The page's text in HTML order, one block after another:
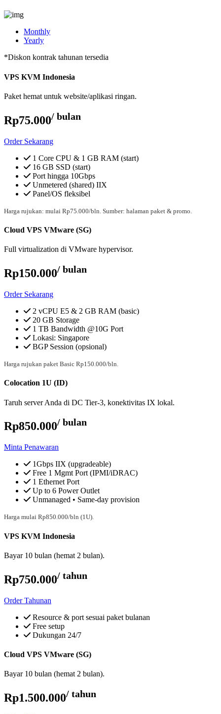
Monthly
Yearly
*Diskon kontrak tahunan tersedia
VPS KVM Indonesia
Paket hemat untuk website/aplikasi ringan.
Rp75.000/ bulan
Order Sekarang
1 Core CPU & 1 GB RAM (start)
16 GB SSD (start)
Port hingga 10Gbps
Unmetered (shared) IIX
Panel/OS fleksibel
Harga rujukan: mulai Rp75.000/bln. Sumber: halaman paket & promo.
Cloud VPS VMware (SG)
Full virtualization di VMware hypervisor.
Rp150.000/ bulan
Order Sekarang
2 vCPU E5 & 2 GB RAM (basic)
20 GB Storage
1 TB Bandwidth @10G Port
Lokasi: Singapore
BGP Session (opsional)
Harga rujukan paket Basic Rp150.000/bln.
Colocation 1U (ID)
Taruh server Anda di DC Tier-3, konektivitas IX lokal.
Rp850.000/ bulan
Minta Penawaran
1Gbps IIX (upgradeable)
Free 1 Mgmt Port (IPMI/iDRAC)
1 Ethernet Port
Up to 6 Power Outlet
Unmanaged • Same-day provision
Harga mulai Rp850.000/bln (1U).
VPS KVM Indonesia
Bayar 10 bulan (hemat 2 bulan).
Rp750.000/ tahun
Order Tahunan
Resource & port sesuai paket bulanan
Free setup
Dukungan 24/7
Cloud VPS VMware (SG)
Bayar 10 bulan (hemat 2 bulan).
Rp1.500.000/ tahun